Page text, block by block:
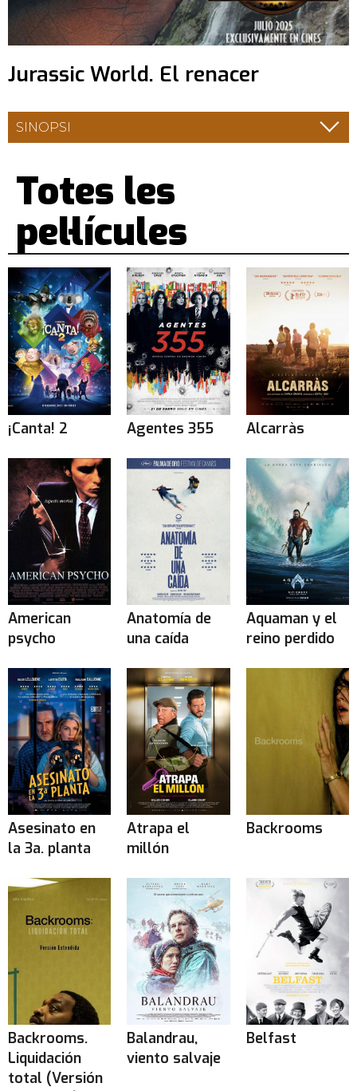
Jurassic World. El renacer
SINOPSI
Totes les
pel·lícules
¡Canta! 2 Agentes 355 Alcarràs
American
psycho
Anatomía de
una caída
Aquaman y el
reino perdido
Asesinato en
la 3a. planta
Atrapa el
millón
Backrooms
Backrooms.
Liquidación
total (Versión
Balandrau,
viento salvaje
Belfast